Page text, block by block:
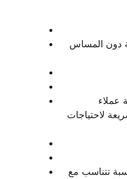
دون المساس
عملاء
لاحتياجات
تتناسب مع